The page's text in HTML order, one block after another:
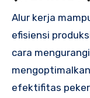
Alur kerja
efisiensi
cara
efektifitas